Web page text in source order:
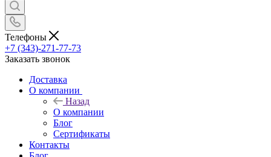
Телефоны
+7 (343)-271-77-73
Заказать звонок
Доставка
О компании
Назад
О компании
Блог
Сертификаты
Контакты